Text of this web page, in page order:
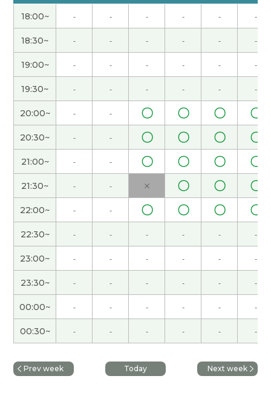
今天久违地参加了老师的课程，收获颇丰。尤其是
课程内容正是我一直想学习的。我将复习“进入……
阶段”等句型以及相关词汇。今天因突发状况不得不
取消课程，实在非常抱歉。今后我会注意，避免再
发生类似情况。
谢谢。下次见吧。
谢谢您～！下次也请多多关照！
谢谢。下次见吧。( 男性 )
谢谢您～！下次课，我要准备预习～！
每次感谢您教我中文！下次也我加油！
好久不见，感谢你亲切愉快的课程。我很高兴能和
你又聊天。下次见。
( 80代 男性 )
今天也教我语法，感谢您！而且，跟您聊天您的地
方的花粉的事情很有意思了。虽然你的地方没有那
么多花是可惜，但是我觉得花粉很小的话，很好。
我现在越来越眼睛和耳朵鼻子都不好了😂下次也希
望学习和聊天，谢谢您！
18:00~ - - - - - -
18:30~ - - - - - -
19:00~ - - - - - -
19:30~ - - - - - -
20:00~ - - 〇 〇 〇 〇
20:30~ - - 〇 〇 〇 〇
21:00~ - - 〇 〇 〇 〇
21:30~ - - × 〇 〇 〇
22:00~ - - 〇 〇 〇 〇
22:30~ - - - - - -
23:00~ - - - - - -
23:30~ - - - - - -
00:00~ - - - - - -
00:30~ - - - - - -
Prev week Today Next week